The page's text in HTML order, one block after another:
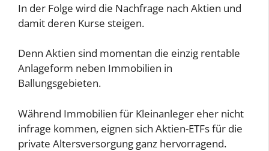
In der Folge wird die Nachfrage nach Aktien und
damit deren Kurse steigen.
Denn Aktien sind momentan die einzig rentable
Anlageform neben Immobilien in
Ballungsgebieten.
Während Immobilien für Kleinanleger eher nicht
infrage kommen, eignen sich Aktien-ETFs für die
private Altersversorgung ganz hervorragend.